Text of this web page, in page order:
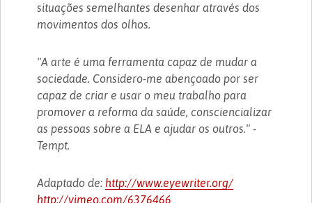
situações semelhantes desenhar através dos
movimentos dos olhos.
"A arte é uma ferramenta capaz de mudar a
sociedade. Considero-me abençoado por ser
capaz de criar e usar o meu trabalho para
promover a reforma da saúde, consciencializar
as pessoas sobre a ELA e ajudar os outros." -
Tempt.
Adaptado de: http://www.eyewriter.org/
http://vimeo.com/6376466